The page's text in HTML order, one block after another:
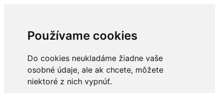
Používame cookies
Do cookies neukladáme žiadne vaše
osobné údaje, ale ak chcete, môžete
niektoré z nich vypnúť.